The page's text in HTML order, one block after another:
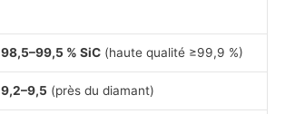
98,5–99,5 % SiC (haute qualité ≥99,9 %)
9,2–9,5 (près du diamant)